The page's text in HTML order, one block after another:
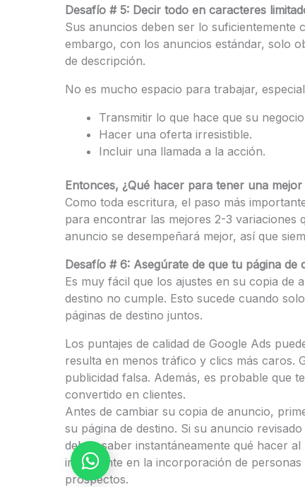
Desafío # 5: Decir todo en caracteres
Sus anuncios deben ser lo
embargo, con los anuncios estándar, solo
de descripción.
No es mucho espacio para trabajar,
Transmitir lo que hace que su
Hacer una oferta irresistible.
Incluir una llamada a la acción.
Entonces, ¿Qué hacer para tener una
Como toda escritura, el paso más
para encontrar las mejores 2-3 variaciones
anuncio se desempeñará mejor, así que
Desafío # 6: Asegúrate de que tu página de
Es muy fácil que los ajustes en su copia de
destino no cumple. Esto sucede cuando
páginas de destino juntos.
Los puntajes de calidad de Google Ads
resulta en menos tráfico y clics más caros.
publicidad falsa. Además, es probable que
convertido en clientes.
Antes de cambiar su copia de anuncio,
su página de destino. Si su anuncio
deben saber instantáneamente qué hacer
importante en la incorporación de
prospectos.
Escríbenos